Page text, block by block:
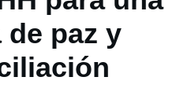
paz y